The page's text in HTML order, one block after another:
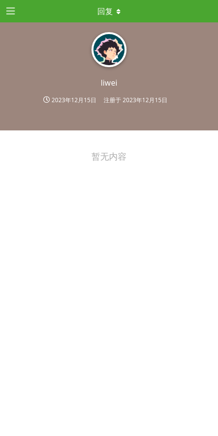
liwei
2023年12月15日 注册于2023年12月15日
回复
暂无内容